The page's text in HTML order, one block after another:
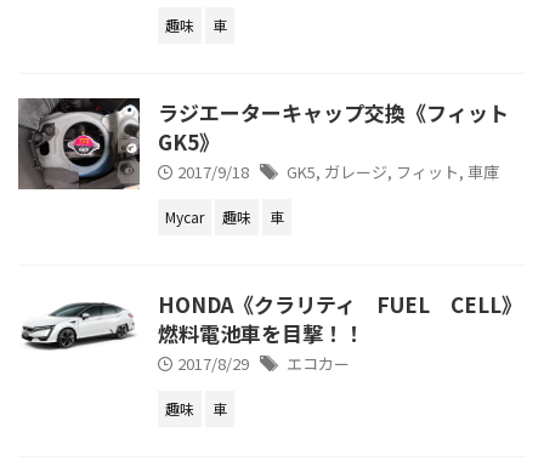
趣味 車
ラジエーターキャップ交換《フィット
GK5》
2017/9/18 GK5, ガレージ, フィット, 車庫
Mycar 趣味 車
HONDA《クラリティ FUEL CELL》
燃料電池車を目撃！！
2017/8/29 エコカー
趣味 車